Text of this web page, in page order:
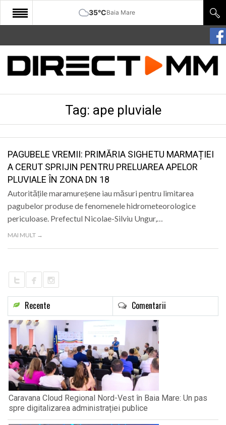
35°CBaia Mare
START
COMUNITATE
SANATATE
SPORT
SPECIAL
POLITIC
LIFE
Tag: ape pluviale
PAGUBELE VREMII: PRIMĂRIA SIGHETU MARMAȚIEI
A CERUT SPRIJIN PENTRU PRELUAREA APELOR
PLUVIALE ÎN ZONA DN 18
Autoritățile maramureșene iau măsuri pentru limitarea
pagubelor produse de fenomenele hidrometeorologice
periculoase. Prefectul Nicolae-Silviu Ungur,…
MAI MULT →
Recente Comentarii
Caravana Cloud Regional Nord-Vest în Baia Mare: Un pas
spre digitalizarea administrației publice